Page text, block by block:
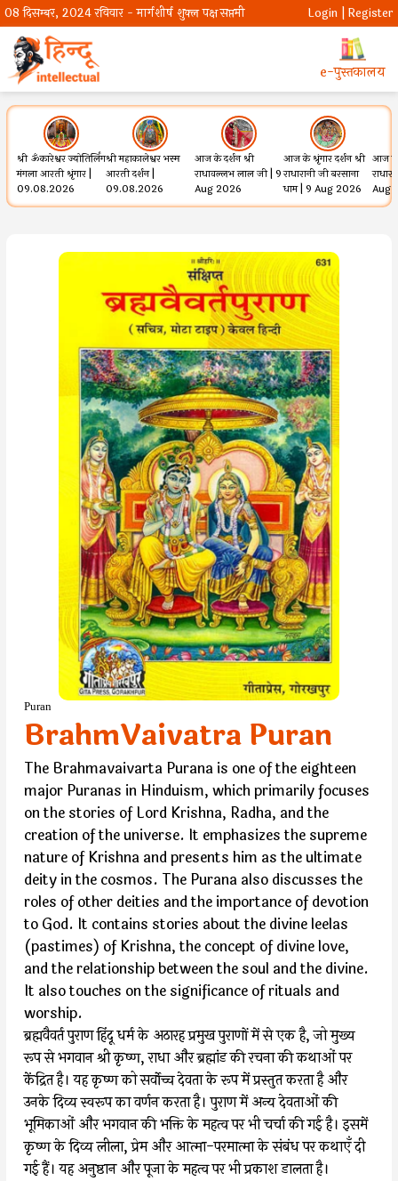
08 दिसम्बर, 2024 रविवार - मार्गशीर्ष शुक्ल पक्ष सप्तमी Login | Register
e-पुस्तकालय
श्री ॐकारेश्वर ज्योतिर्लिंग
मंगला आरती श्रृंगार |
09.08.2026
श्री महाकालेश्वर भस्म
आरती दर्शन |
09.08.2026
आज के दर्शन श्री
राधावल्लभ लाल जी | 9
Aug 2026
आज के श्रृंगार दर्शन श्री
राधारानी जी बरसाना
धाम | 9 Aug 2026
आज के
Aug
Puran
BrahmVaivatra Puran
The Brahmavaivarta Purana is one of the eighteen
major Puranas in Hinduism, which primarily focuses
on the stories of Lord Krishna, Radha, and the
creation of the universe. It emphasizes the supreme
nature of Krishna and presents him as the ultimate
deity in the cosmos. The Purana also discusses the
roles of other deities and the importance of devotion
to God. It contains stories about the divine leelas
(pastimes) of Krishna, the concept of divine love,
and the relationship between the soul and the divine.
It also touches on the significance of rituals and
worship.
ब्रह्मवैवर्त पुराण हिंदू धर्म के अठारह प्रमुख पुराणों में से एक है, जो मुख्य
रूप से भगवान श्री कृष्ण, राधा और ब्रह्मांड की रचना की कथाओं पर
केंद्रित है। यह कृष्ण को सर्वोच्च देवता के रूप में प्रस्तुत करता है और
उनके दिव्य स्वरूप का वर्णन करता है। पुराण में अन्य देवताओं की
भूमिकाओं और भगवान की भक्ति के महत्व पर भी चर्चा की गई है। इसमें
कृष्ण के दिव्य लीला, प्रेम और आत्मा-परमात्मा के संबंध पर कथाएँ दी
गई हैं। यह अनुष्ठान और पूजा के महत्व पर भी प्रकाश डालता है।